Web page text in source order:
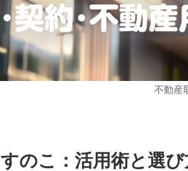
不動産
すのこ：活用術と選